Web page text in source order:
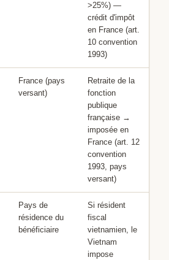
>25%) —
crédit d'impôt
en France (art.
10 convention
1993)
France (pays
versant)
Retraite de la
fonction
publique
française →
imposée en
France (art. 12
convention
1993, pays
versant)
Pays de
résidence du
bénéficiaire
Si résident
fiscal
vietnamien, le
Vietnam
impose